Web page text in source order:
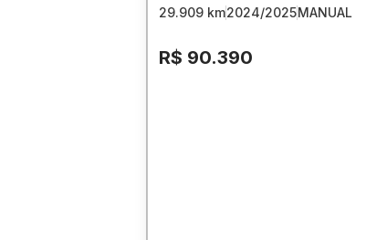
29.909 km2024/2025MANUAL
R$ 90.390